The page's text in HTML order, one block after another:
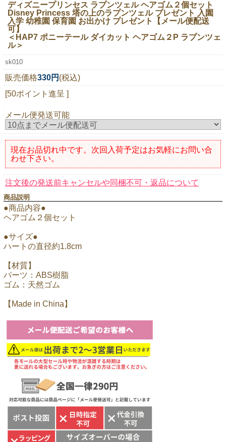
ディズニープリンセス ラプンツェル ヘアゴム２個セット
Disney Princess 塔の上のラプンツェル プレゼント 入園
入学 幼稚園 保育園 お出かけ プレゼント【メール便配送
可】
＜HAP7 ポニーテール ダイカット ヘアゴム２P ラプンツェ
ル＞
sk010
販売価格330円 (税込)
[50ポイント進呈 ]
メール便発送可能
現在お品切れ中です。次回入荷予定はお気軽にお問い合
わせ下さい。
注文後の発送前キャンセルや同梱不可・返品について
商品説明
●商品内容●
ヘアゴム２個セット
●サイズ●
ハートの直径約1.8cm
【材質】
パーツ：ABS樹脂
ゴム：天然ゴム
【Made in China】
0120-221-040